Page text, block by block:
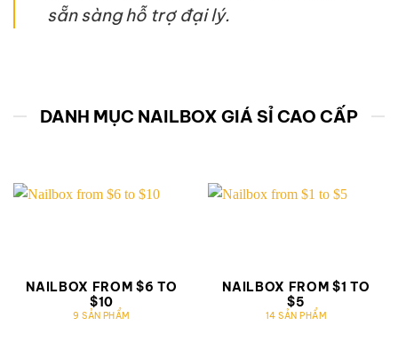
sẵn sàng hỗ trợ đại lý.
DANH MỤC NAILBOX GIÁ SỈ CAO CẤP
NAILBOX FROM $6 TO
$10
9 SẢN PHẨM
NAILBOX FROM $1 TO
$5
14 SẢN PHẨM